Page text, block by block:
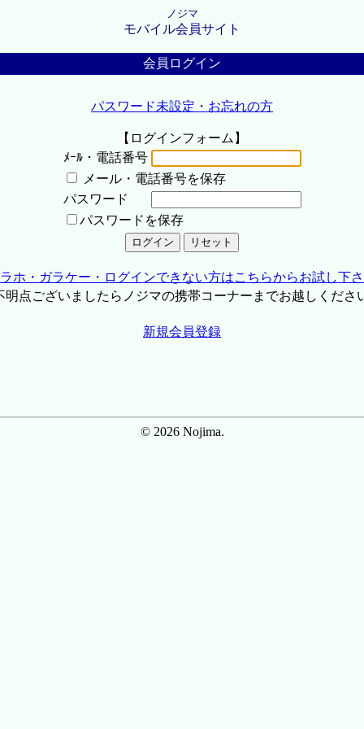
ノジマ
モバイル会員サイト
会員ログイン
パスワード未設定・お忘れの方
【ログインフォーム】
ﾒｰﾙ・電話番号
メール・電話番号を保存
パスワード
パスワードを保存
ホ・ガラケー・ログインできない方はこちらからお試し下
点ございましたらノジマの携帯コーナーまでお越しくださ
新規会員登録
© 2026 Nojima.